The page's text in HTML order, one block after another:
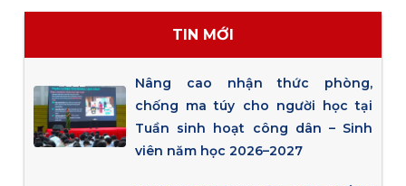
TIN MỚI
Nâng cao nhận thức phòng,
chống ma túy cho người học tại
Tuần sinh hoạt công dân – Sinh
viên năm học 2026–2027